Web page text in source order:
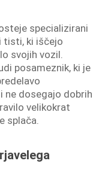
specializirani
tisti, ki iščejo
svojih vozil.
posameznik, ki je
ne dosegajo dobrih
velikokrat
splača.